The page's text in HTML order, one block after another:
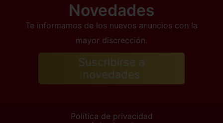
Novedades
Te informamos de los nuevos anuncios con la
mayor discrección.
Suscribirse a
novedades
Política de privacidad